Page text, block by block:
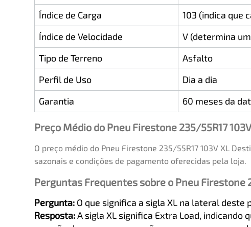
Índice de Carga
103 (indica que
Índice de Velocidade
V (determina
Tipo de Terreno
Asfalto
Perfil de Uso
Dia a dia
Garantia
60 meses da
Preço Médio do Pneu Firestone 235/55R17
O preço médio do Pneu Firestone 235/55R17 103V XL
sazonais e condições de pagamento oferecidas pela loja.
Perguntas Frequentes sobre o Pneu Firestone
Pergunta: O que significa a sigla XL na lateral deste
Resposta:A sigla XL significa Extra Load,